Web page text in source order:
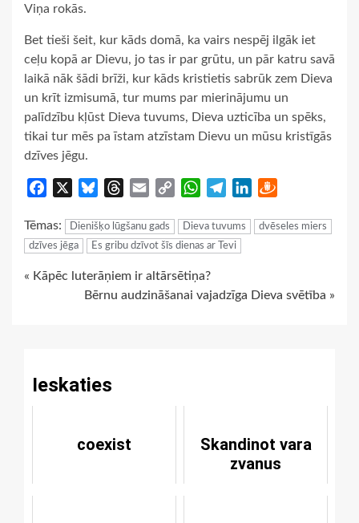
Viņa rokās.
Bet tieši šeit, kur kāds domā, ka vairs nespēj ilgāk iet
ceļu kopā ar Dievu, jo tas ir par grūtu, un pār katru savā
laikā nāk šādi brīži, kur kāds kristietis sabrūk zem Dieva
un krīt izmisumā, tur mums par mierinājumu un
palīdzību kļūst Dieva tuvums, Dieva uzticība un spēks,
tikai tur mēs pa īstam atzīstam Dievu un mūsu kristīgās
dzīves jēgu.
Facebook BlueskyThreads
Email
Copy
WhatsApp
TelegramLinkedIn
Tēmas: Dienišķo lūgšanu gads Dieva tuvums
dvēseles miers
dzīves jēga
Es gribu dzīvot šīs dienas ar Tevi
Continue
« Kāpēc luterāņiem ir altārsētiņa?
Bērnu audzināšanai vajadzīga Dieva svētība »
Ieskaties
coexist
Skandinot vara
zvanus